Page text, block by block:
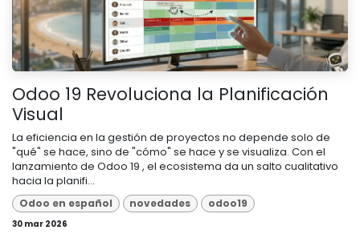
Odoo 19 Revoluciona la Planificación
Visual
La eficiencia en la gestión de proyectos no depende solo de
"qué" se hace, sino de "cómo" se hace y se visualiza. Con el
lanzamiento de Odoo 19 , el ecosistema da un salto cualitativo
hacia la planifi...
Odoo en español novedades odoo19
30 mar 2026